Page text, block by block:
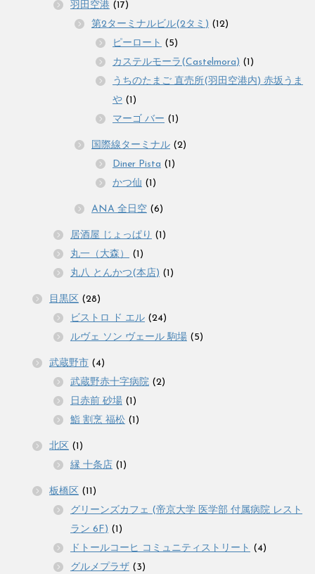
羽田空港 (17)
第2ターミナルビル(2タミ) (12)
ピーロート (5)
カステルモーラ(Castelmora) (1)
うちのたまご 直売所(羽田空港内) 赤坂うま
や (1)
マーゴ バー (1)
国際線ターミナル (2)
Diner Pista (1)
かつ仙 (1)
ANA 全日空 (6)
居酒屋 じょっぱり (1)
丸一（大森）
(1)
丸八 とんかつ(本店) (1)
目黒区 (28)
ビストロ ド エル (24)
ルヴェ ソン ヴェール 駒場 (5)
武蔵野市 (4)
武蔵野赤十字病院 (2)
日赤前 砂場 (1)
鮨 割烹 福松 (1)
北区 (1)
縁 十条店 (1)
板橋区 (11)
グリーンズカフェ (帝京大学 医学部 付属病院 レスト
ラン 6F) (1)
ドトールコーヒ コミュニティストリート (4)
グルメプラザ (3)